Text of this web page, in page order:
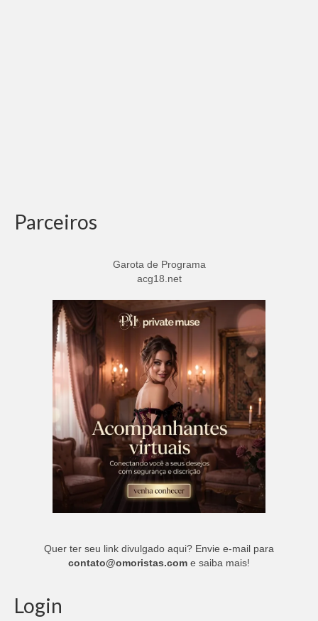
Parceiros
Garota de Programa
acg18.net
Quer ter seu link divulgado aqui? Envie e-mail para
contato@omoristas.com e saiba mais!
Login